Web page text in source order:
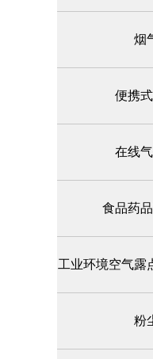
烟
便携
在线
食品药
工业环境空气露
粉